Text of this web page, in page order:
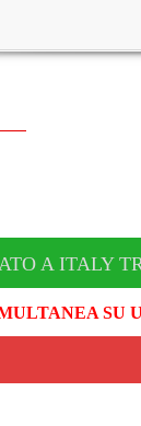
A ITALY
SU